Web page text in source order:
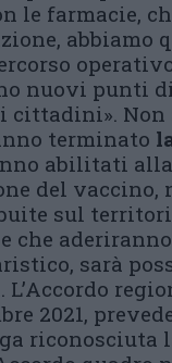
le farmacie,
abbiamo
nuovi punti
cittadini». Non
terminato
abilitati alla
del vaccino,
sul
che
sarà
2021,
riconosciuta